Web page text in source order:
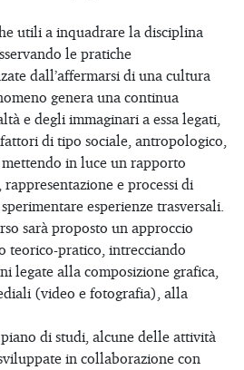
utili a inquadrare la disciplina
le pratiche
dall’affermarsi di una cultura
genera una continua
e degli immaginari a essa legati,
di tipo sociale, antropologico,
in luce un rapporto
e processi di
esperienze trasversali.
sarà proposto un approccio
teorico-pratico, intrecciando
legate alla composizione grafica,
(video e fotografia), alla
di studi, alcune delle attività
in collaborazione con